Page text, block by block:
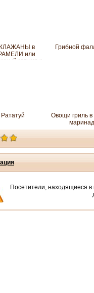
в
или
гарнир к
Грибной
Рататуй
Овощи гриль
Посетители, находящиеся в